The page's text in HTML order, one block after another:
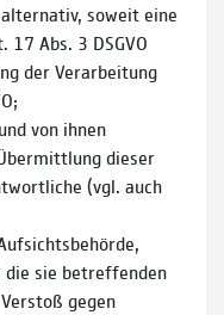
soweit eine
Abs. 3 DSGVO
der Verarbeitung
von ihnen
dieser
(vgl. auch
die sie betreffenden
gegen